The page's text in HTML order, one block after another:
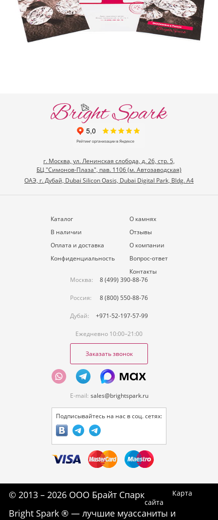
г. Москва, ул. Ленинская слобода, д. 26, стр. 5,
БЦ "Симонов-Плаза", пав. 1106 (м. Автозаводская)
ОАЭ, г. Дубай, Dubai Silicon Oasis, Dubai Digital Park, Bldg. A4
Каталог
В наличии
Оплата и доставка
Конфиденциальность
О камнях
Отзывы
О компании
Вопрос-ответ
Контакты
Москва:
8 (499) 390-88-76
Россия: 8 (800) 550-88-76
Дубай: +971-52-197-57-99
Ежедневно 10:00–21:00
Заказать звонок
E-mail: sales@brightspark.ru
Подписывайтесь на нас в соц. сетях:
© 2013 – 2026 ООО Брайт Спарк
Карта
сайта
Bright Spark ® — лучшие муассаниты и